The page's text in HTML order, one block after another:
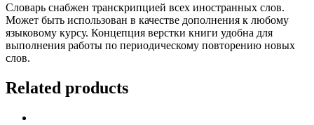
Словарь снабжен транскрипцией всех иностранных слов.
Может быть использован в качестве дополнения к любому
языковому курсу. Концепция верстки книги удобна для
выполнения работы по периодическому повторению новых
слов.
Related products